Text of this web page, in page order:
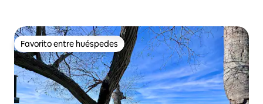
Favorito entre huéspedes
Favorito entre huéspedes